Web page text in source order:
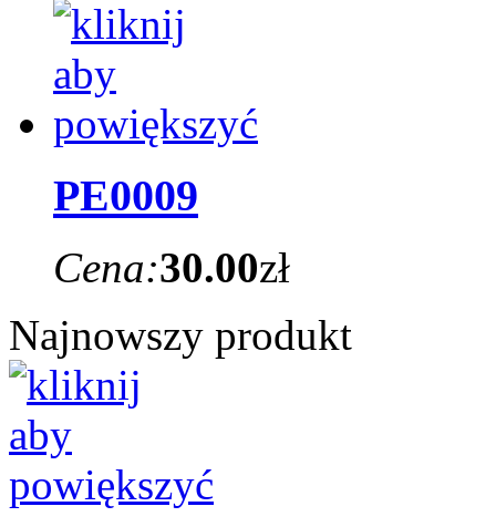
PE0009
Cena:30.00zł
Najnowszy produkt